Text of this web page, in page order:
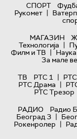
СПОРТ
Рукомет |
МАГАЗИН
Технологијa |
Филм и ТВ | Наука
За мале
ТВ
РТС 1 |
РТС Драма |
РТС Трезор
РАДИО
Радио
Београд 3 |
Рокенролер |